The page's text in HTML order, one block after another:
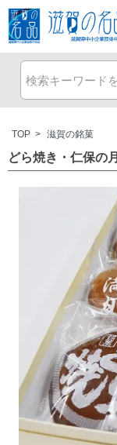
TOP > 滋賀の銘菓
どら焼き・仁保の